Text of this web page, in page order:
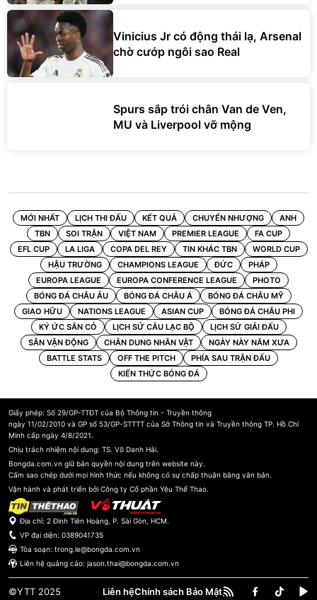
Vinicius Jr có động thái lạ, Arsenal
chờ cướp ngôi sao Real
Spurs sắp trói chân Van de Ven,
MU và Liverpool vỡ mộng
MỚI NHẤT LỊCH THI ĐẤU KẾT QUẢ CHUYỂN NHƯỢNG
ANH
TBN
SOI TRẬN VIỆT NAM PREMIER LEAGUE
FA CUP
EFL CUP
LA LIGA COPA DEL REY TIN KHÁC TBN
WORLD CUP
HẬU TRƯỜNG
CHAMPIONS LEAGUE ĐỨC
PHÁP
EUROPA LEAGUE
EUROPA CONFERENCE LEAGUE
PHOTO
BÓNG ĐÁ CHÂU ÂU
BÓNG ĐÁ CHÂU Á
BÓNG ĐÁ CHÂU MỸ
GIAO HỮU
NATIONS LEAGUE ASIAN CUP
BÓNG ĐÁ CHÂU PHI
KÝ ỨC SÂN CỎ
LỊCH SỬ CÂU LẠC BỘ
LỊCH SỬ GIẢI ĐẤU
SÂN VẬN ĐỘNG
CHÂN DUNG NHÂN VẬT
NGÀY NÀY NĂM XƯA
BATTLE STATS
OFF THE PITCH
PHÍA SAU TRẬN ĐẤU
KIẾN THỨC BÓNG ĐÁ
Giấy phép: Số 29/GP-TTĐT của Bộ Thông tin - Truyền thông
ngày 11/02/2010 và GP số 53/GP-STTTT của Sở Thông tin và Truyền thông TP. Hồ Chí
Minh cấp ngày 4/8/2021.
Chịu trách nhiệm nội dung: TS. Võ Danh Hải.
Bongda.com.vn giữ bản quyền nội dung trên website này.
Cấm sao chép dưới mọi hình thức nếu không có sự chấp thuận bằng văn bản.
Vận hành và phát triển bởi Công ty Cổ phần Yêu Thể Thao.
Địa chỉ: 2 Đinh Tiên Hoàng, P. Sài Gòn, HCM.
VP đại diện: 0389041735
Tòa soạn: trong.le@bongda.com.vn
Liên hệ quảng cáo: jason.thai@bongda.com.vn
©YTT 2025 Liên hệChính sách Bảo Mật